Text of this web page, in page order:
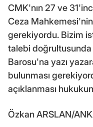
CMK'nın 27 ve
Ceza
gerekiyordu. Bizim
talebi
Barosu'na yazı
bulunması
açıklanması
Özkan ARSLAN/